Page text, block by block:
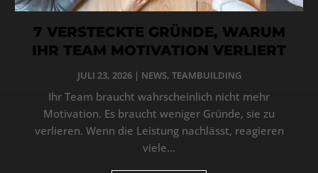
7 VERSTECKTE GRÜNDE, WARUM
IHR TEAM MOTIVATION VERLIERT
JULI 23, 2026| NEWS, TEAMBUILDING
Ihr Team braucht wahrscheinlich nicht mehr
Motivation. Es braucht weniger Gründe, sie zu
verlieren. Wenn die Leistung nachlässt, reagieren
viele...